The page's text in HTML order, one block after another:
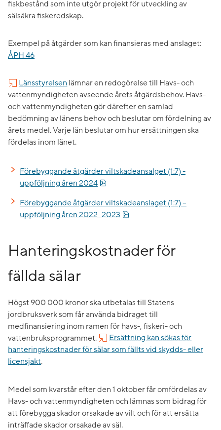
fiskbestånd som inte utgör projekt för utveckling av
sälsäkra fiskeredskap.
Exempel på åtgärder som kan finansieras med anslaget:
ÅPH 46
Länsstyrelsen lämnar en redogörelse till Havs- och
vattenmyndigheten avseende årets åtgärdsbehov. Havs-
och vattenmyndigheten gör därefter en samlad
bedömning av länens behov och beslutar om fördelning av
årets medel. Varje län beslutar om hur ersättningen ska
fördelas inom länet.
Förebyggande åtgärder viltskadeansalget (1:7) -
uppföljning åren 2024
Förebyggande åtgärder viltskadeanslaget (1:7) –
uppföljning åren 2022–2023
Hanteringskostnader för
fällda sälar
Högst 900 000 kronor ska utbetalas till Statens
jordbruksverk som får använda bidraget till
medfinansiering inom ramen för havs-, fiskeri- och
vattenbruksprogrammet.
Ersättning kan sökas för
hanteringskostnader för sälar som fällts vid skydds- eller
licensjakt.
Medel som kvarstår efter den 1 oktober får omfördelas av
Havs- och vattenmyndigheten och lämnas som bidrag för
att förebygga skador orsakade av vilt och för att ersätta
inträffade skador orsakade av säl.